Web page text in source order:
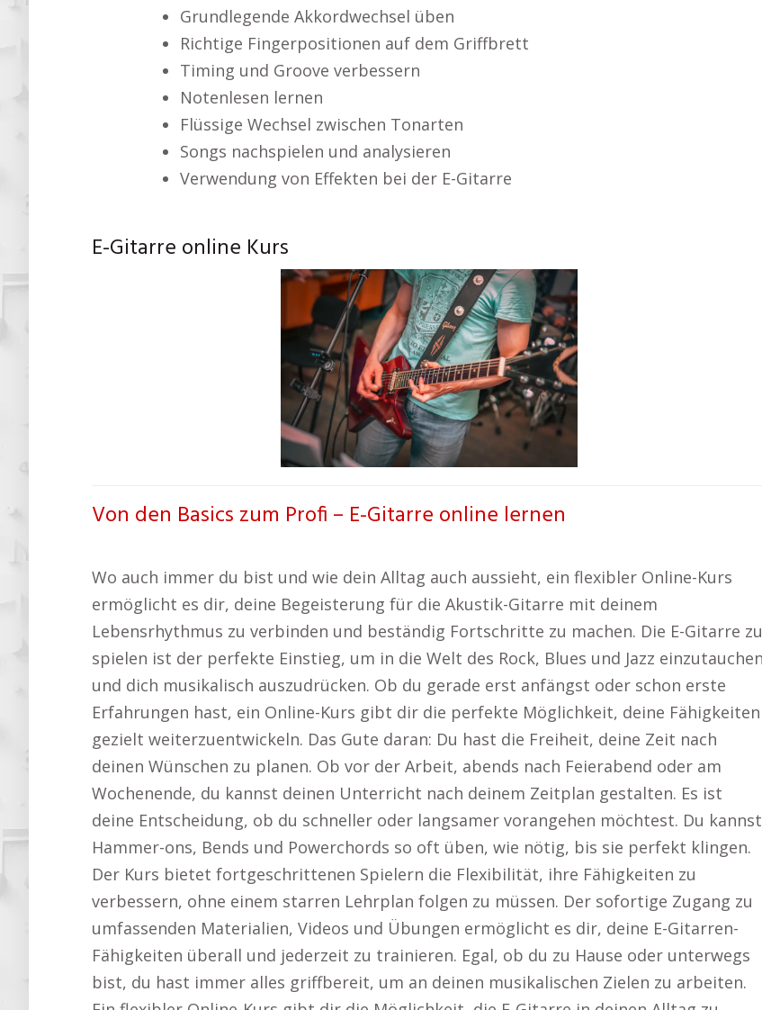
Grundlegende Akkordwechsel üben
Richtige Fingerpositionen auf dem Griffbrett
Timing und Groove verbessern
Notenlesen lernen
Flüssige Wechsel zwischen Tonarten
Songs nachspielen und analysieren
Verwendung von Effekten bei der E-Gitarre
E-Gitarre online Kurs
Von den Basics zum Profi – E-Gitarre online lernen
Wo auch immer du bist und wie dein Alltag auch aussieht, ein flexibler Online-Kurs
ermöglicht es dir, deine Begeisterung für die Akustik-Gitarre mit deinem
Lebensrhythmus zu verbinden und beständig Fortschritte zu machen. Die E-Gitarre zu
spielen ist der perfekte Einstieg, um in die Welt des Rock, Blues und Jazz einzutauchen
und dich musikalisch auszudrücken. Ob du gerade erst anfängst oder schon erste
Erfahrungen hast, ein Online-Kurs gibt dir die perfekte Möglichkeit, deine Fähigkeiten
gezielt weiterzuentwickeln. Das Gute daran: Du hast die Freiheit, deine Zeit nach
deinen Wünschen zu planen. Ob vor der Arbeit, abends nach Feierabend oder am
Wochenende, du kannst deinen Unterricht nach deinem Zeitplan gestalten. Es ist
deine Entscheidung, ob du schneller oder langsamer vorangehen möchtest. Du kannst
Hammer-ons, Bends und Powerchords so oft üben, wie nötig, bis sie perfekt klingen.
Der Kurs bietet fortgeschrittenen Spielern die Flexibilität, ihre Fähigkeiten zu
verbessern, ohne einem starren Lehrplan folgen zu müssen. Der sofortige Zugang zu
umfassenden Materialien, Videos und Übungen ermöglicht es dir, deine E-Gitarren-
Fähigkeiten überall und jederzeit zu trainieren. Egal, ob du zu Hause oder unterwegs
bist, du hast immer alles griffbereit, um an deinen musikalischen Zielen zu arbeiten.